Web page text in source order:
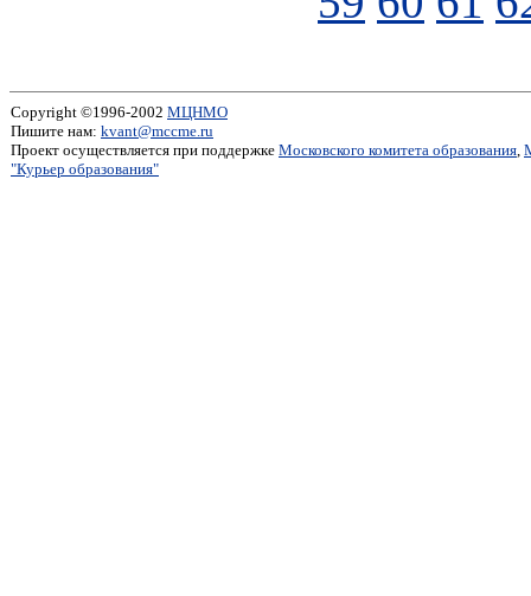
Copyright ©1996-2002 МЦНМО
Пишите нам: kvant@mccme.ru
Проект осуществляется при поддержке Московского комитета образования,
"Курьер образования"